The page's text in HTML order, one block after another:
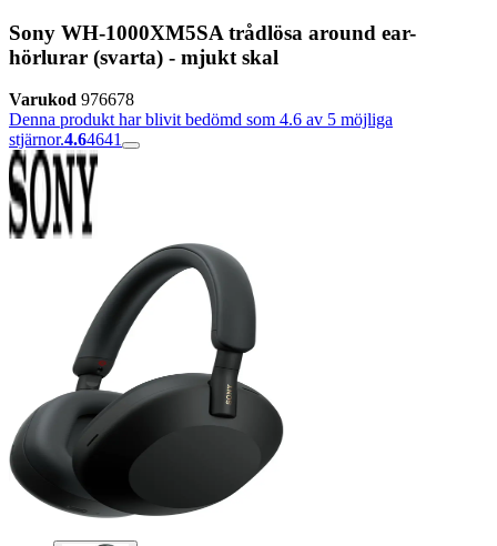
Sony WH-1000XM5SA trådlösa around ear-
hörlurar (svarta) - mjukt skal
Varukod 976678
Denna produkt har blivit bedömd som 4.6 av 5 möjliga
stjärnor.4.64641